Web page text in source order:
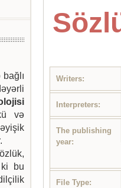
Writers:
Interpreters:
The publishing
year:
File Type:
və
ki bu